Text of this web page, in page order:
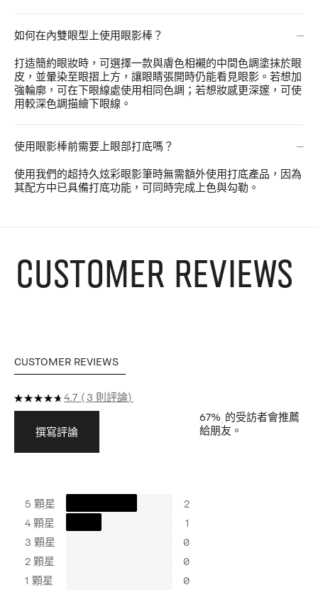
如何在內雙眼型上使用眼影棒？
打造簡約眼妝時，可選擇一款與膚色相襯的中間色調塗抹於眼
皮，並暈染至眼摺上方，讓眼睛張開時仍能看見眼影。若想加
強輪廓，可在下眼線處使用相同色調；若想妝感更深邃，可使
用較深色調描繪下眼線。
使用眼影棒前需要上眼部打底嗎？
使用我們的超持久炫彩眼影筆時無需額外使用打底產品，因為
其配方中已具備打底功能，可同時完成上色與勾勒。
CUSTOMER REVIEWS
CUSTOMER REVIEWS
4.7 3 則評論
撰寫評論
67% 的受訪者會推薦
給朋友。
5 顆星
2
4 顆星
1
3 顆星
0
2 顆星
0
1 顆星
0